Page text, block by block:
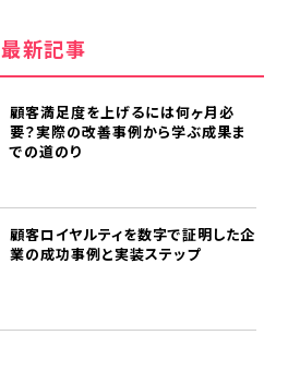
最新記事
顧客満足度を上げるには何ヶ月必
要？実際の改善事例から学ぶ成果ま
での道のり
顧客ロイヤルティを数字で証明した企
業の成功事例と実装ステップ